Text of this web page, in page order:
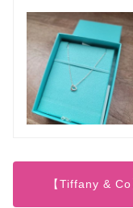
【Tiffany &